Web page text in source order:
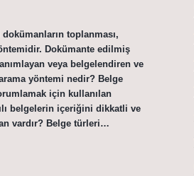
toplanması,
Dokümante edilmiş
veya belgelendiren ve
yöntemi nedir? Belge
için kullanılan
belgelerin içeriğini dikkatli ve
vardır? Belge türleri…